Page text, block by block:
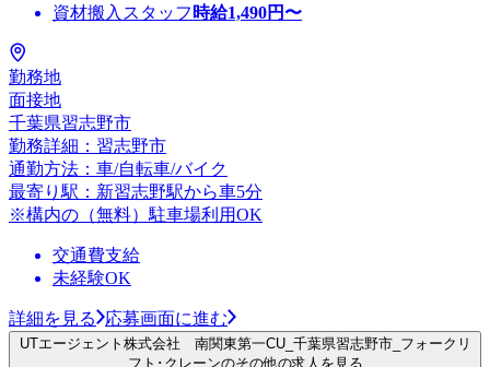
資材搬入スタッフ 時給1,490円〜
勤務地
面接地
千葉県習志野市
勤務詳細：習志野市
通勤方法：車/自転車/バイク
最寄り駅：新習志野駅から車5分
※構内の（無料）駐車場利用OK
交通費支給
未経験OK
詳細を見る 応募画面に進む
UTエージェント株式会社 南関東第一CU_千葉県習志野市_フォークリ
フト･クレーンのその他の求人を見る